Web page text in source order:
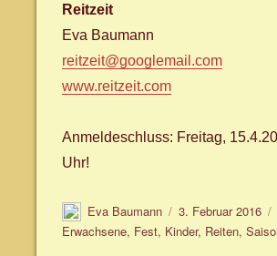
Reitzeit
Eva Baumann
reitzeit@googlemail.com
www.reitzeit.com
Anmeldeschluss: Freitag,
Uhr!
Autor
Eva Baumann
Veröffentlicht
am
3. Februar 2016
Erwachsene, Fest, Kinder, Reiten,